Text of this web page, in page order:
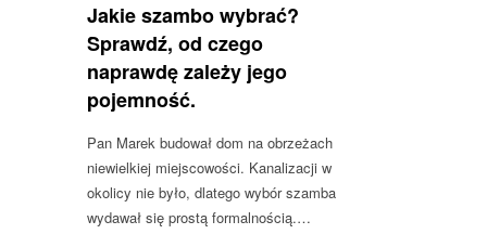
Jakie szambo wybrać?
Sprawdź, od czego
naprawdę zależy jego
pojemność.
Pan Marek budował dom na obrzeżach
niewielkiej miejscowości. Kanalizacji w
okolicy nie było, dlatego wybór szamba
wydawał się prostą formalnością.…